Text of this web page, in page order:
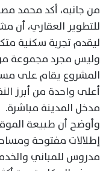
من جانبه، أكد محمد
ليقدم تجربة سكنية
وليس مجرد مجموعة
أعلى واحدة من أبرز
مدخل المدينة مباشرة.
وأوضح أن طبيعة
إطلالات مفتوحة
مدروس للمباني